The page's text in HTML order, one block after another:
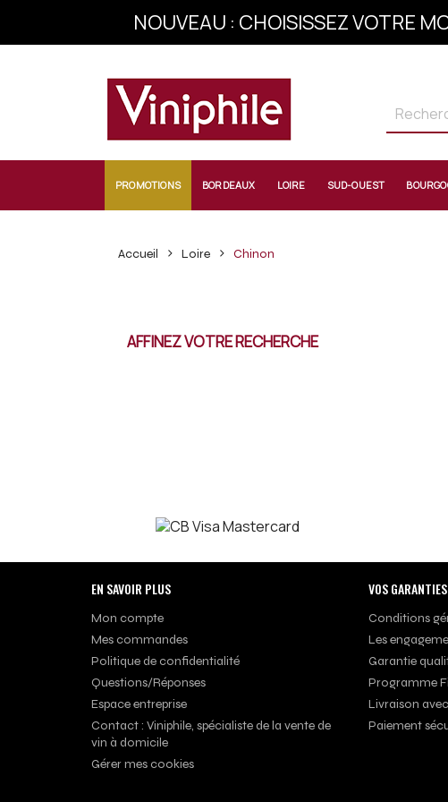
NOUVEAU : CHOISISSEZ VOTRE
PROMOTIONS BORDEAUX LOIRE SUD-OUEST
Accueil Loire Chinon
AFFINEZ VOTRE RECHERCHE
EN SAVOIR PLUS
Mon compte
Mes commandes
Politique de confidentialité
Questions/Réponses
Espace entreprise
Contact : Viniphile, spécialiste de la vente de
vin à domicile
Gérer mes cookies
VOS GARANTIES
Conditions
Les
Garantie
Programme
Livraison
Paiement